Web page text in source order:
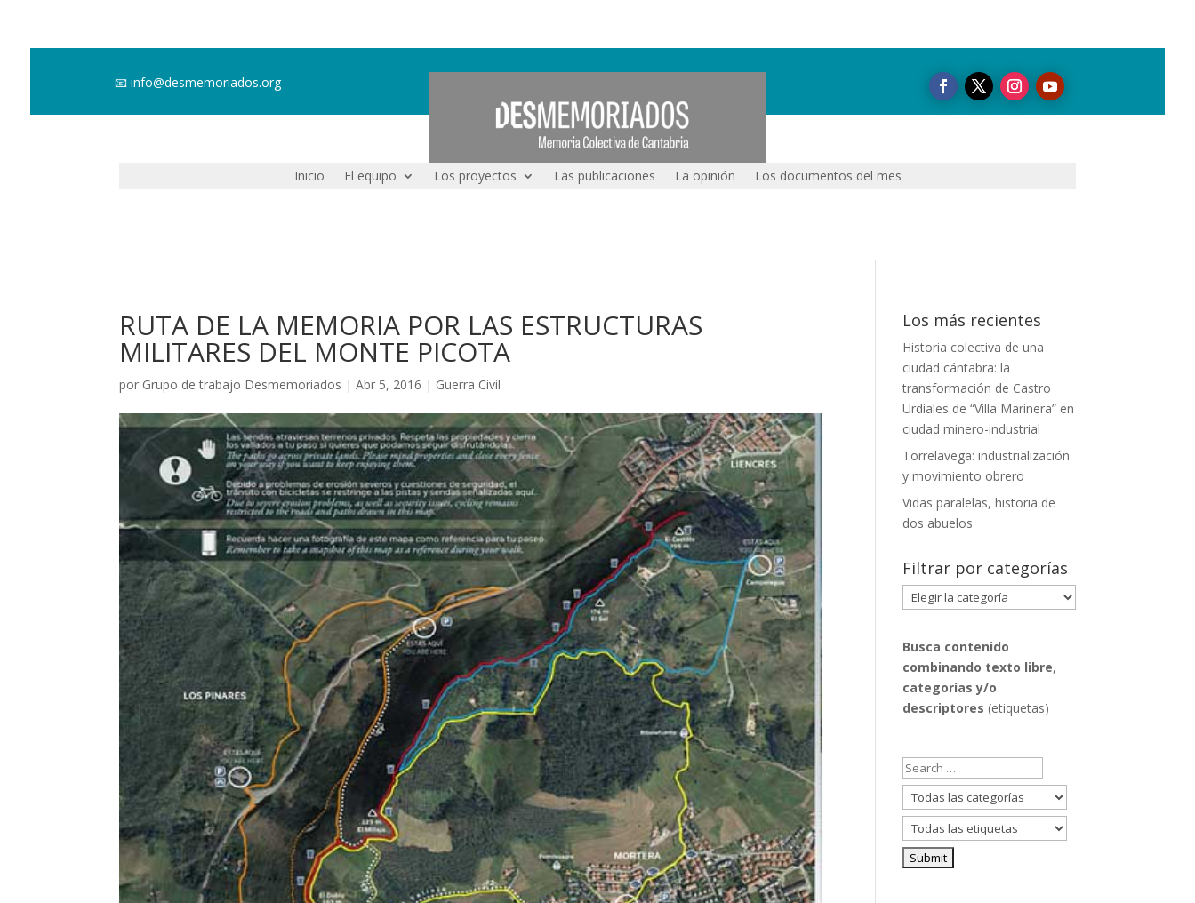
📧info@desmemoriados.org
Inicio El equipo Los proyectos Las publicaciones La opinión Los documentos del mes
RUTA DE LA MEMORIA POR LAS ESTRUCTURAS
MILITARES DEL MONTE PICOTA
por Grupo de trabajo Desmemoriados |Abr 5, 2016 | Guerra Civil
Los más recientes
Historia colectiva de una
ciudad cántabra: la
transformación de Castro
Urdiales de “Villa Marinera” en
ciudad minero-industrial
Torrelavega: industrialización
y movimiento obrero
Vidas paralelas, historia de
dos abuelos
Filtrar por categorías
Filtrar
por
Busca contenido
combinando texto libre,
categorías y/o
descriptores (etiquetas)